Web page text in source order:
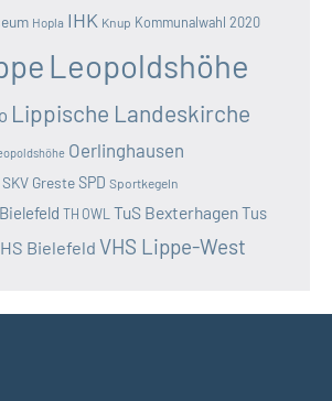
Hopla IHK Knup Kommunalwahl 2020
Leopoldshöhe
Lippische Landeskirche
Oerlinghausen
SKV GresteSPD Sportkegeln
TH OWL TuS BexterhagenTus
Bielefeld VHS Lippe-West